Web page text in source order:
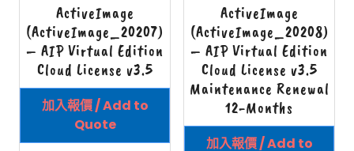
ActiveImage
(ActiveImage_20207)
– AIP Virtual Edition
Cloud License v3.5
加入報價 / Add to
Quote
ActiveImage
(ActiveImage_20208)
– AIP Virtual Edition
Cloud License v3.5
Maintenance Renewal
12-Months
加入報價 / Add to